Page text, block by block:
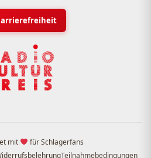
mit
für Schlagerfans
Teilnahmebedingungen